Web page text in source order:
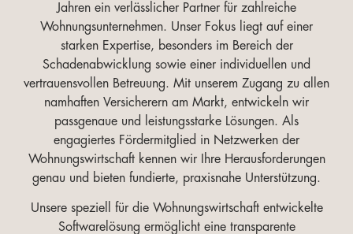
Jahren ein verlässlicher Partner für zahlreiche
Wohnungsunternehmen. Unser Fokus liegt auf einer
starken Expertise, besonders im Bereich der
Schadenabwicklung sowie einer individuellen und
vertrauensvollen Betreuung. Mit unserem Zugang zu allen
namhaften Versicherern am Markt, entwickeln wir
passgenaue und leistungsstarke Lösungen. Als
engagiertes Fördermitglied in Netzwerken der
Wohnungswirtschaft kennen wir Ihre Herausforderungen
genau und bieten fundierte, praxisnahe Unterstützung.
Unsere speziell für die Wohnungswirtschaft entwickelte
Softwarelösung ermöglicht eine transparente